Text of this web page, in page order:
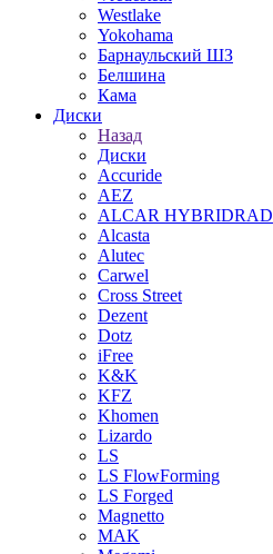
Westlake
Yokohama
Барнаульский ШЗ
Белшина
Кама
Диски
Назад
Диски
Accuride
AEZ
ALCAR HYBRIDRAD
Alcasta
Alutec
Carwel
Cross Street
Dezent
Dotz
iFree
K&K
KFZ
Khomen
Lizardo
LS
LS FlowForming
LS Forged
Magnetto
MAK